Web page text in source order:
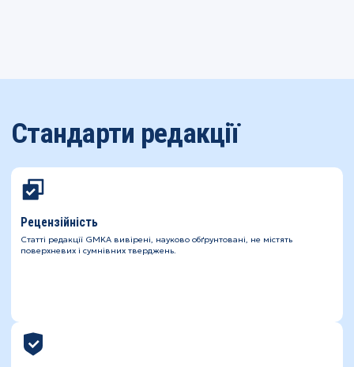
Стандарти редакції
Рецензійність
Статті редакції GMKA вивірені, науково обґрунтовані, не містять
поверхневих і сумнівних тверджень.